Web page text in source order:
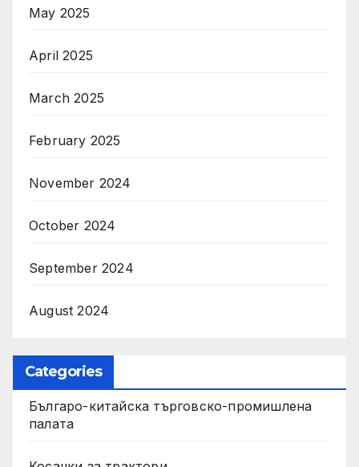
May 2025
April 2025
March 2025
February 2025
November 2024
October 2024
September 2024
August 2024
Categories
Българо-китайска търговско-промишлена
палата